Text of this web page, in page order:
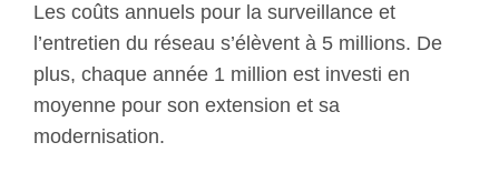
Les coûts annuels pour la surveillance et
l’entretien du réseau s’élèvent à 5 millions. De
plus, chaque année 1 million est investi en
moyenne pour son extension et sa
modernisation.